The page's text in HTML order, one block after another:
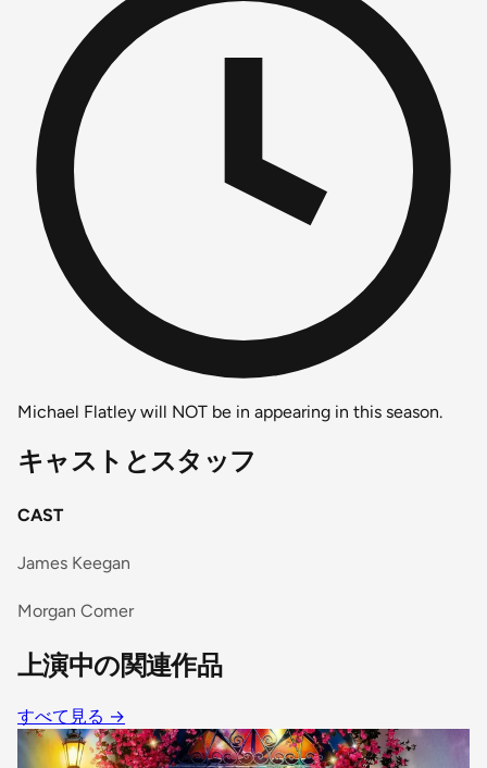
Michael Flatley will NOT be in appearing in this season.
キャストとスタッフ
CAST
James Keegan
Morgan Comer
上演中の関連作品
すべて見る →